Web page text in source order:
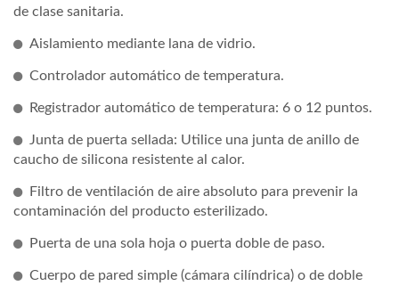
de clase sanitaria.
Aislamiento mediante lana de vidrio.
Controlador automático de temperatura.
Registrador automático de temperatura: 6 o 12 puntos.
Junta de puerta sellada: Utilice una junta de anillo de
caucho de silicona resistente al calor.
Filtro de ventilación de aire absoluto para prevenir la
contaminación del producto esterilizado.
Puerta de una sola hoja o puerta doble de paso.
Cuerpo de pared simple (cámara cilíndrica) o de doble